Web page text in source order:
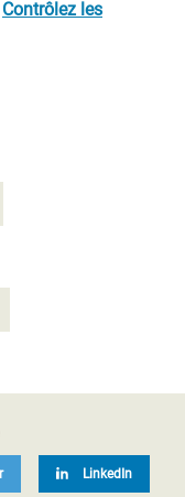
Contrôlez les
LinkedIn